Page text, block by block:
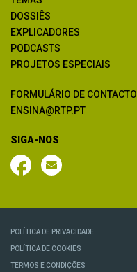
DOSSIÊS
EXPLICADORES
PODCASTS
PROJETOS ESPECIAIS
FORMULÁRIO DE CONTACTO
ENSINA@RTP.PT
SIGA-NOS
POLÍTICA DE PRIVACIDADE
POLÍTICA DE COOKIES
TERMOS E CONDIÇÕES